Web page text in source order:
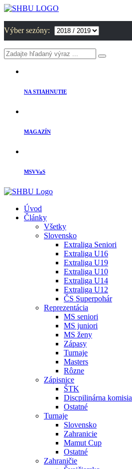
Výber sezóny:
NA STIAHNUTIE
MAGAZÍN
MSVVaS
Úvod
Články
Všetky
Slovensko
Extraliga Seniori
Extraliga U16
Extraliga U19
Extraliga U10
Extraliga U14
Extraliga U12
ČS Superpohár
Reprezentácia
MS seniori
MS juniori
MS ženy
Zápasy
Turnaje
Masters
Rôzne
Zápisnice
ŠTK
Discpilinárna komisia
Ostatné
Turnaje
Slovensko
Zahranicie
Mamut Cup
Ostatné
Zahraničie